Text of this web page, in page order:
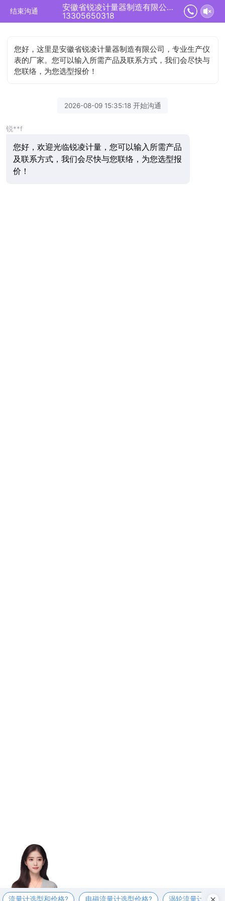
结束沟通
安徽省锐凌计量器制造有限公司正在为您服务
13305650318
您好，这里是安徽省锐凌计量器制造有限公司，专业生产仪
表的厂家。您可以输入所需产品及联系方式，我们会尽快与
您联络，为您选型报价！
2026-08-09 15:35:18 开始沟通
锐**f
您好，欢迎光临锐凌计量，您可以输入所需产品
及联系方式，我们会尽快与您联络，为您选型报
价！
流量计选型和价格? 电磁流量计选型价格? 涡轮流量计选型